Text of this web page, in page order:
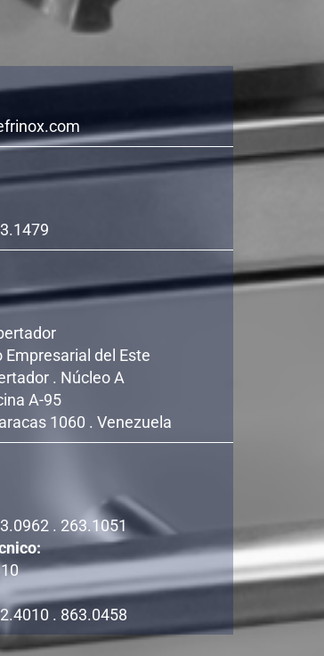
del Este
. Núcleo A
A-95
1060 . Venezuela
. 263.1051
. 863.0458